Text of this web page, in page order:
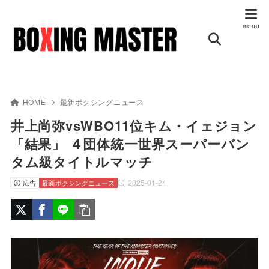
HOME 最新ボクシングニュース
井上尚弥vsWBO11位キム・イェジョン
「結果」 ４団体統一世界スーパーバン
タム級タイトルマッチ
広告 2025-01-24
最新ボクシングニュース